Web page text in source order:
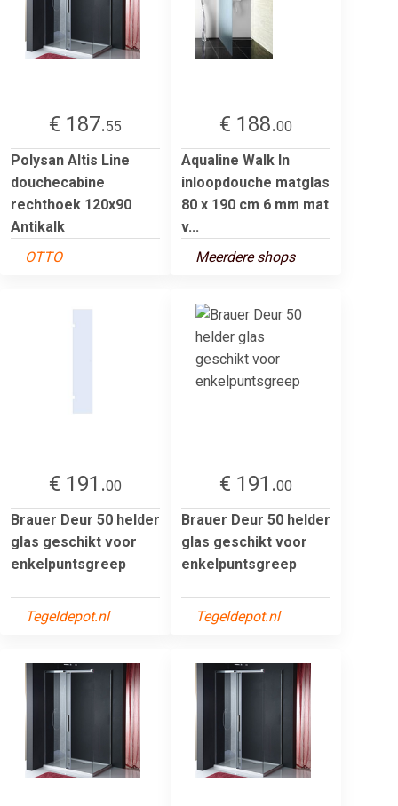
€ 187.55
Polysan Altis Line
douchecabine
rechthoek 120x90
Antikalk
OTTO
€ 188.00
Aqualine Walk In
inloopdouche matglas
80 x 190 cm 6 mm mat
v...
Meerdere shops
€ 191.00
Brauer Deur 50 helder
glas geschikt voor
enkelpuntsgreep
Tegeldepot.nl
€ 191.00
Brauer Deur 50 helder
glas geschikt voor
enkelpuntsgreep
Tegeldepot.nl